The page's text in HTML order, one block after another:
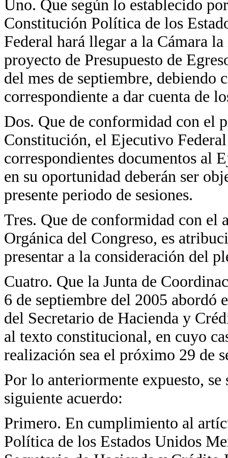
Uno. Que según lo establecido
Constitución Política de los
Federal hará llegar a la Cámara
proyecto de Presupuesto de
del mes de septiembre, debiendo
correspondiente a dar cuenta de
Dos. Que de conformidad con el
Constitución, el Ejecutivo
correspondientes documentos al
en su oportunidad deberán ser
presente periodo de sesiones.
Tres. Que de conformidad con
Orgánica del Congreso, es
presentar a la consideración del
Cuatro. Que la Junta de
6 de septiembre del 2005 abordó
del Secretario de Hacienda y
al texto constitucional, en cuyo
realización sea el próximo 29 de
Por lo anteriormente expuesto,
siguiente acuerdo:
Primero. En cumplimiento al
Política de los Estados Unidos